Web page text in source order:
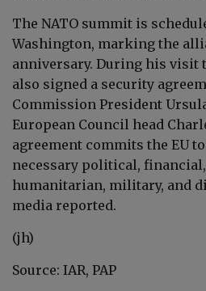
The NATO summit is
Washington, marking the
anniversary. During his visit
also signed a security
Commission President
European Council head
agreement commits the EU
necessary political,
humanitarian, military, and
media reported.
(jh)
Source: IAR, PAP